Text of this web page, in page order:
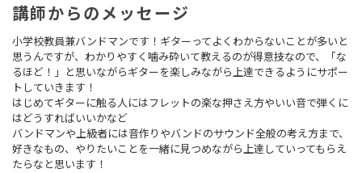
講師からのメッセージ
小学校教員兼バンドマンです！ギターってよくわからないことが多いと
思うんですが、わかりやすく噛み砕いて教えるのが得意技なので、「な
るほど！」と思いながらギターを楽しみながら上達できるようにサポー
トしていきます！
はじめてギターに触る人にはフレットの楽な押さえ方やいい音で弾くに
はどうすればいいかなど
バンドマンや上級者には音作りやバンドのサウンド全般の考え方まで、
好きなもの、やりたいことを一緒に見つめながら上達していってもらえ
たらなと思います！